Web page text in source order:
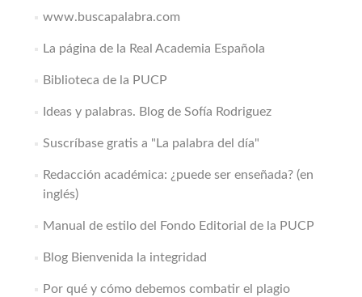
www.buscapalabra.com
La página de la Real Academia Española
Biblioteca de la PUCP
Ideas y palabras. Blog de Sofía Rodriguez
Suscríbase gratis a "La palabra del día"
Redacción académica: ¿puede ser enseñada? (en
inglés)
Manual de estilo del Fondo Editorial de la PUCP
Blog Bienvenida la integridad
Por qué y cómo debemos combatir el plagio